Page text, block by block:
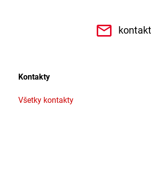
kontakt
Kontakty
Všetky kontakty